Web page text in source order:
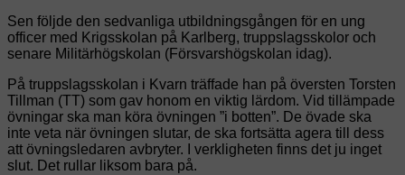
Sen följde den sedvanliga utbildningsgången för en ung
officer med Krigsskolan på Karlberg, truppslagsskolor och
senare Militärhögskolan (Försvarshögskolan idag).
På truppslagsskolan i Kvarn träffade han på översten Torsten
Tillman (TT) som gav honom en viktig lärdom. Vid tillämpade
övningar ska man köra övningen ”i botten”. De övade ska
inte veta när övningen slutar, de ska fortsätta agera till dess
att övningsledaren avbryter. I verkligheten finns det ju inget
slut. Det rullar liksom bara på.